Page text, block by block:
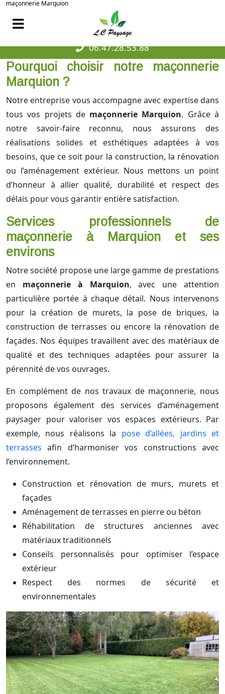
maçonnerie Marquion
06.47.28.53.88
Pourquoi choisir notre maçonnerie
Marquion ?
Notre entreprise vous accompagne avec expertise dans
tous vos projets de maçonnerie Marquion. Grâce à
notre savoir-faire reconnu, nous assurons des
réalisations solides et esthétiques adaptées à vos
besoins, que ce soit pour la construction, la rénovation
ou l’aménagement extérieur. Nous mettons un point
d’honneur à allier qualité, durabilité et respect des
délais pour vous garantir entière satisfaction.
Services professionnels de
maçonnerie à Marquion et ses
environs
Notre société propose une large gamme de prestations
en maçonnerie à Marquion, avec une attention
particulière portée à chaque détail. Nous intervenons
pour la création de murets, la pose de briques, la
construction de terrasses ou encore la rénovation de
façades. Nos équipes travaillent avec des matériaux de
qualité et des techniques adaptées pour assurer la
pérennité de vos ouvrages.
En complément de nos travaux de maçonnerie, nous
proposons également des services d’aménagement
paysager pour valoriser vos espaces extérieurs. Par
exemple, nous réalisons la pose d’allées, jardins et
terrasses afin d’harmoniser vos constructions avec
l’environnement.
Construction et rénovation de murs, murets et
façades
Aménagement de terrasses en pierre ou béton
Réhabilitation de structures anciennes avec
matériaux traditionnels
Conseils personnalisés pour optimiser l’espace
extérieur
Respect des normes de sécurité et
environnementales